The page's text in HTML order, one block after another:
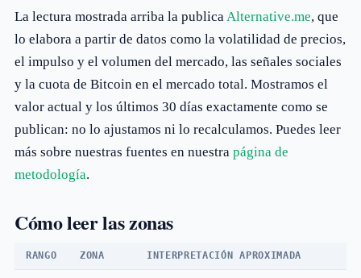
La lectura mostrada arriba la publicaAlternative.me, que
lo elabora a partir de datos como la volatilidad de precios,
el impulso y el volumen del mercado, las señales sociales
y la cuota de Bitcoin en el mercado total. Mostramos el
valor actual y los últimos 30 días exactamente como se
publican: no lo ajustamos ni lo recalculamos. Puedes leer
más sobre nuestras fuentes en nuestra página de
metodología.
Cómo leer las zonas
RANGO ZONA INTERPRETACIÓN APROXIMADA